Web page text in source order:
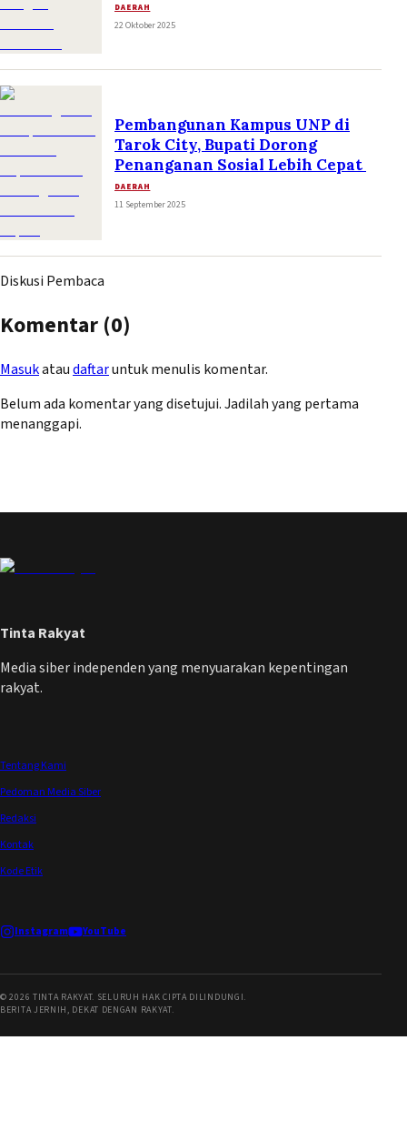
DAERAH
22 Oktober 2025
Pembangunan Kampus UNP di
Tarok City, Bupati Dorong
Penanganan Sosial Lebih Cepat
DAERAH
11 September 2025
Diskusi Pembaca
Komentar (0)
Masukataudaftaruntuk menulis komentar.
Belum ada komentar yang disetujui. Jadilah yang pertama
menanggapi.
Tinta Rakyat
Media siber independen yang menyuarakan kepentingan
rakyat.
Tentang Kami
Pedoman Media Siber
Redaksi
Kontak
Kode Etik
Instagram YouTube
©2026 TINTA RAKYAT. SELURUH HAK CIPTA DILINDUNGI.
BERITA JERNIH, DEKAT DENGAN RAKYAT.